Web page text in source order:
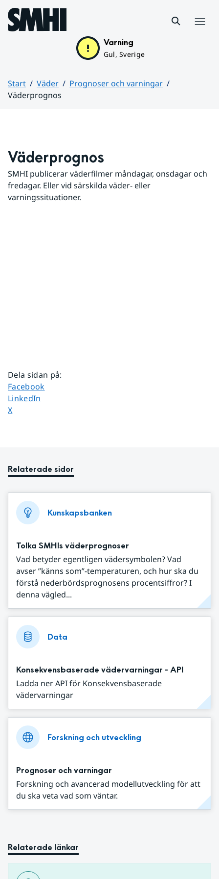
Hoppa till sidans innehåll
Varning
Gul, Sverige
Start Väder
Prognoser och varningar
Väderprognos
Väderprognos
SMHI publicerar väderfilmer måndagar, onsdagar och
fredagar. Eller vid särskilda väder- eller
varningssituationer.
Dela sidan på:
Dela sidan på
Facebook
Dela sidan på
LinkedIn
Dela sidan på
X
Relaterade sidor
Kunskapsbanken
Tolka SMHIs väderprognoser
Vad betyder egentligen vädersymbolen? Vad
avser ”känns som”-temperaturen, och hur ska du
förstå nederbördsprognosens procentsiffror? I
denna vägled...
Data
Konsekvensbaserade vädervarningar - API
Ladda ner API för Konsekvensbaserade
vädervarningar
Forskning och utveckling
Prognoser och varningar
Forskning och avancerad modellutveckling för att
du ska veta vad som väntar.
Relaterade länkar